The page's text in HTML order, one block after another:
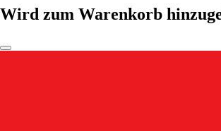
Wird zum Warenkorb